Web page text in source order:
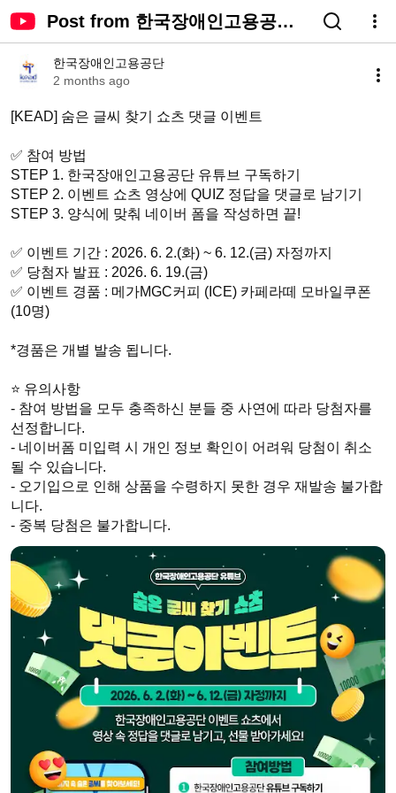
Post from 한국장애인고용공단 -
YouTube
한국장애인고용공단
2 months ago
[KEAD] 숨은 글씨 찾기 쇼츠 댓글 이벤트
✅ 참여 방법
STEP 1. 한국장애인고용공단 유튜브 구독하기
STEP 2. 이벤트 쇼츠 영상에 QUIZ 정답을 댓글로 남기기
STEP 3. 양식에 맞춰 네이버 폼을 작성하면 끝!
✅ 이벤트 기간 : 2026. 6. 2.(화) ~ 6. 12.(금) 자정까지
✅ 당첨자 발표 : 2026. 6. 19.(금)
✅ 이벤트 경품 : 메가MGC커피 (ICE) 카페라떼 모바일쿠폰
(10명)
*경품은 개별 발송 됩니다.
⭐ 유의사항
- 참여 방법을 모두 충족하신 분들 중 사연에 따라 당첨자를
선정합니다.
- 네이버폼 미입력 시 개인 정보 확인이 어려워 당첨이 취소
될 수 있습니다.
- 오기입으로 인해 상품을 수령하지 못한 경우 재발송 불가합
니다.
- 중복 당첨은 불가합니다.